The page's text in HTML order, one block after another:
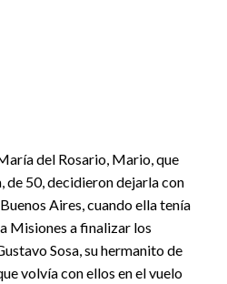
del Rosario, Mario, que
de 50, decidieron dejarla con
Aires, cuando ella tenía
Misiones a finalizar los
Sosa, su hermanito de
volvía con ellos en el vuelo